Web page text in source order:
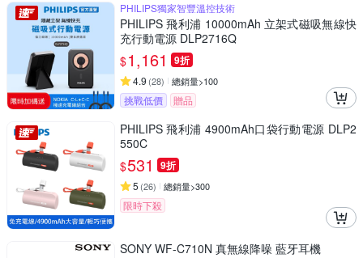
PHILIPS獨家智豐溫控技術
PHILIPS 飛利浦 10000mAh 立架式磁吸無線快
充行動電源 DLP2716Q
$1,161 9折
4.9 (28) 總銷量>100
挑戰低價 贈品
PHILIPS 飛利浦 4900mAh口袋行動電源 DLP2
550C
$531 9折
5 (26) 總銷量>300
限時下殺
SONY WF-C710N 真無線降噪 藍牙耳機